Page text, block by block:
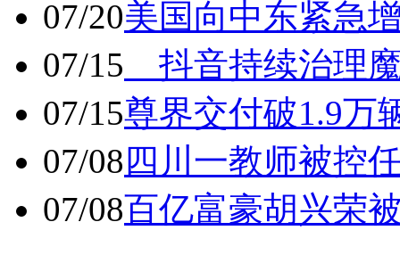
07/20美国向中东紧急
07/15 抖音持续治理
07/15尊界交付破1.9万
07/08 四川一教师被控
07/08百亿富豪胡兴荣